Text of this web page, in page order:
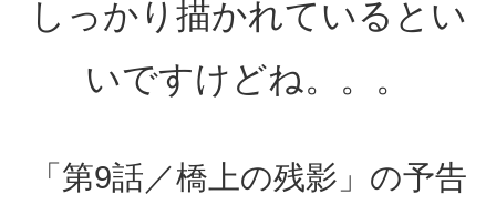
しっかり描かれているとい
いですけどね。。。
「第9話／橋上の残影」の予告